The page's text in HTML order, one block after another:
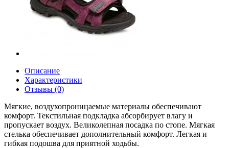
Описание
Характеристики
Отзывы (0)
Мягкие, воздухопроницаемые материалы обеспечивают
комфорт. Текстильная подкладка абсорбирует влагу и
пропускает воздух. Великолепная посадка по стопе. Мягкая
стелька обеспечивает дополнительный комфорт. Легкая и
гибкая подошва для приятной ходьбы.